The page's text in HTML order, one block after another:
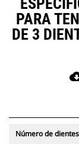
PARA
DE 3
Número de dientes